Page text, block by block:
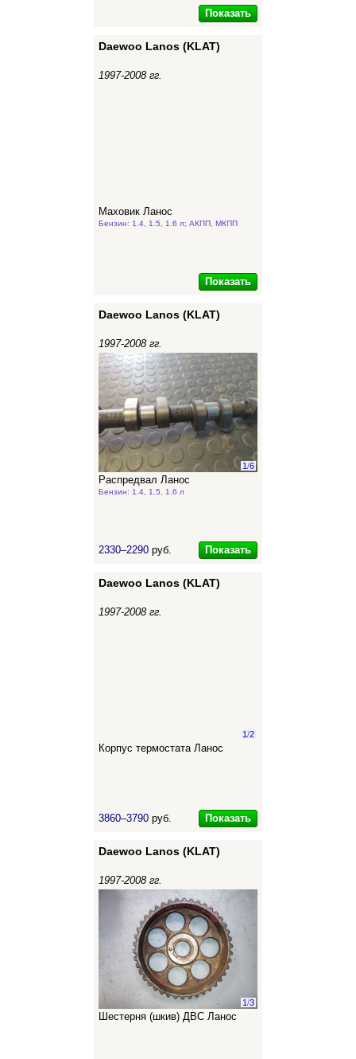
Показать
Daewoo Lanos (KLAT)
1997-2008 гг.
Маховик Ланос
Бензин: 1.4, 1.5, 1.6 л; АКПП, МКПП
Показать
Daewoo Lanos (KLAT)
1997-2008 гг.
1/6
Распредвал Ланос
Бензин: 1.4, 1.5, 1.6 л
2330–2290 руб. Показать
Daewoo Lanos (KLAT)
1997-2008 гг.
1/2
Корпус термостата Ланос
3860–3790 руб. Показать
Daewoo Lanos (KLAT)
1997-2008 гг.
1/3
Шестерня (шкив) ДВС Ланос